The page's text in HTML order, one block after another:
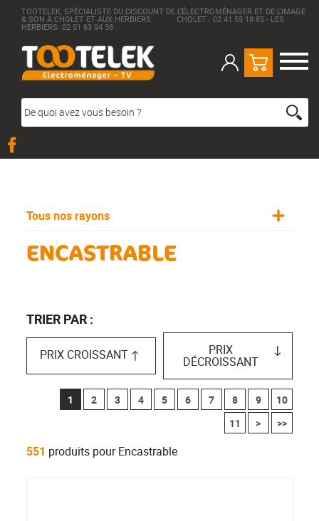
TOOTELEK, SPÉCIALISTE DU DISCOUNT DE L'ÉLECTROMÉNAGER ET DE L'IMAGE
& SON À CHOLET ET AUX HERBIERS. CHOLET : 02 41 55 18 85 - LES
HERBIERS: 02 51 63 94 38
ENCASTRABLE
TRIER PAR :
PRIX CROISSANT PRIX
DÉCROISSANT
1 2 3 4 5 6 7 8 9
10
11
> >>
551 produits pour Encastrable
Tous nos rayons